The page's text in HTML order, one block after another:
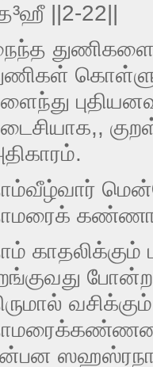
||2-22||
துணிகளைக்